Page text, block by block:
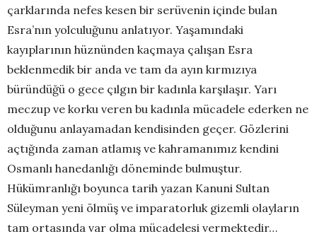
çarklarında nefes kesen bir serüvenin içinde bulan
Esra’nın yolculuğunu anlatıyor. Yaşamındaki
kayıplarının hüznünden kaçmaya çalışan Esra
beklenmedik bir anda ve tam da ayın kırmızıya
büründüğü o gece çılgın bir kadınla karşılaşır. Yarı
meczup ve korku veren bu kadınla mücadele ederken ne
olduğunu anlayamadan kendisinden geçer. Gözlerini
açtığında zaman atlamış ve kahramanımız kendini
Osmanlı hanedanlığı döneminde bulmuştur.
Hükümranlığı boyunca tarih yazan Kanuni Sultan
Süleyman yeni ölmüş ve imparatorluk gizemli olayların
tam ortasında var olma mücadelesi vermektedir…